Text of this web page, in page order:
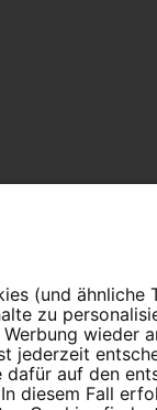
(und ähnliche
zu
wieder
jederzeit
auf den
diesem Fall